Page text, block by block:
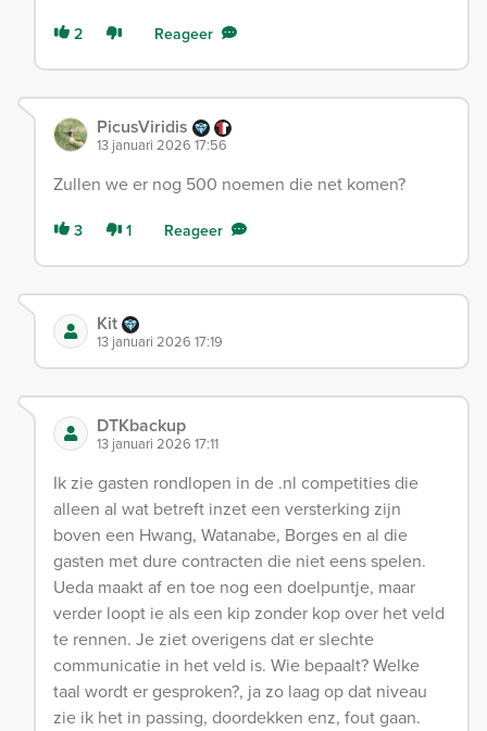
2 Reageer
PicusViridis
13 januari 2026 17:56
Zullen we er nog 500 noemen die net komen?
3 1 Reageer
Kit
13 januari 2026 17:19
DTKbackup
13 januari 2026 17:11
Ik zie gasten rondlopen in de .nl competities die
alleen al wat betreft inzet een versterking zijn
boven een Hwang, Watanabe, Borges en al die
gasten met dure contracten die niet eens spelen.
Ueda maakt af en toe nog een doelpuntje, maar
verder loopt ie als een kip zonder kop over het veld
te rennen. Je ziet overigens dat er slechte
communicatie in het veld is. Wie bepaalt? Welke
taal wordt er gesproken?, ja zo laag op dat niveau
zie ik het in passing, doordekken enz, fout gaan.